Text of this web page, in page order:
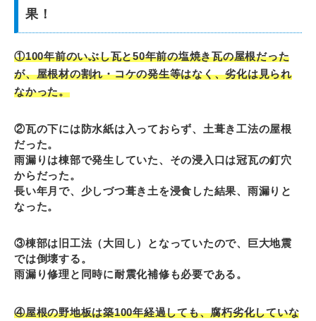
果！
①100年前のいぶし瓦と50年前の塩焼き瓦の屋根だった
が、屋根材の割れ・コケの発生等はなく、劣化は見られ
なかった。
②瓦の下には防水紙は入っておらず、土葺き工法の屋根
だった。
雨漏りは棟部で発生していた、その浸入口は冠瓦の釘穴
からだった。
長い年月で、少しづつ葺き土を浸食した結果、雨漏りと
なった。
③棟部は旧工法（大回し）となっていたので、巨大地震
では倒壊する。
雨漏り修理と同時に耐震化補修も必要である。
④屋根の野地板は築100年経過しても、腐朽劣化していな